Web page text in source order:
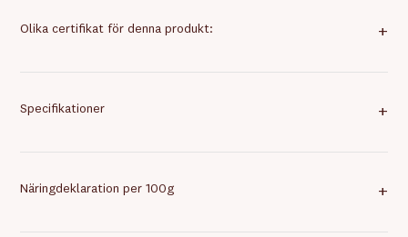
Olika certifikat för denna produkt: +
Specifikationer +
Näringdeklaration per 100g +